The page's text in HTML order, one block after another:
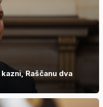
Raščanu dva